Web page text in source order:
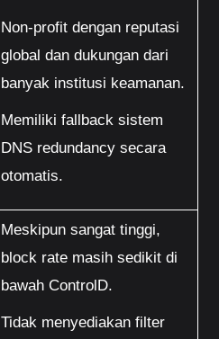
Non-profit dengan reputasi
global dan dukungan dari
banyak institusi keamanan.
Memiliki fallback sistem
DNS redundancy secara
otomatis.
Meskipun sangat tinggi,
block rate masih sedikit di
bawah ControlD.
Tidak menyediakan filter